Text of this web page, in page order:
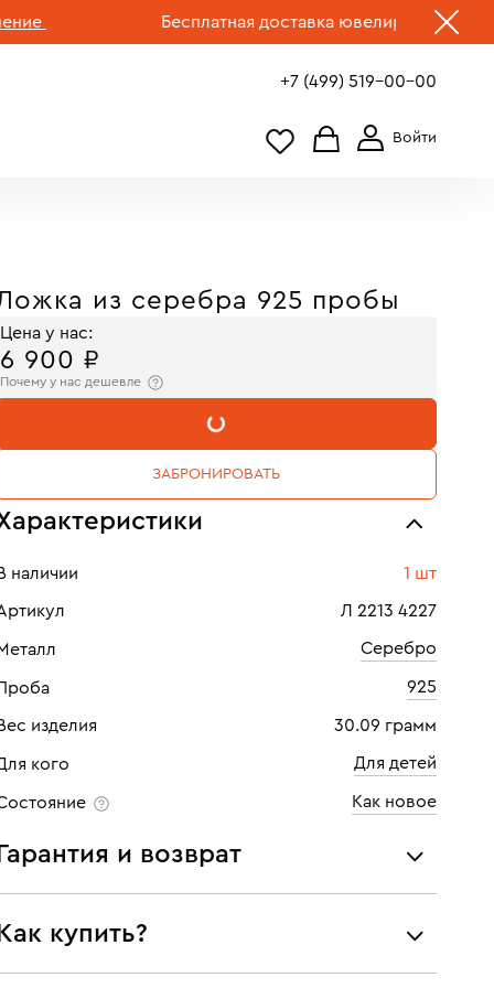
Бесплатная доставка ювелирных изделий по
+7 (499) 519-00-00
из серебра 925 пробы
Цена у нас:
6 900 ₽
Почему у нас дешевле
В КОРЗИНУ
ЗАБРОНИРОВАТЬ
наличии 1 шт
Л 2213 4227
Серебро
925
изделия 30.09 грамм
кого Для детей
Как новое
Гарантия и возврат
предоставляем следующие гарантии:
брендовых украшений;
Как купить?